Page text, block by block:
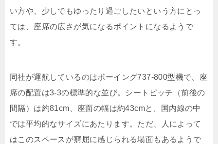
い方や、少しでもゆったり過ごしたいという方にとっ
ては、座席の広さが気になるポイントになるようで
す。
同社が運航しているのはボーイング737-800型機で、座
席の配置は3-3の標準的な並び。シートピッチ（前後の
間隔）は約81cm、座面の幅は約43cmと、国内線の中
では平均的なサイズにあたります。ただ、人によって
はこのスペースが窮屈に感じられる場面もあるようで